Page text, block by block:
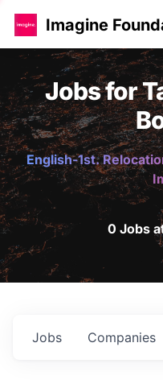
Imagine
Jobs for
English-1st.
0 Jobs
Jobs Companies